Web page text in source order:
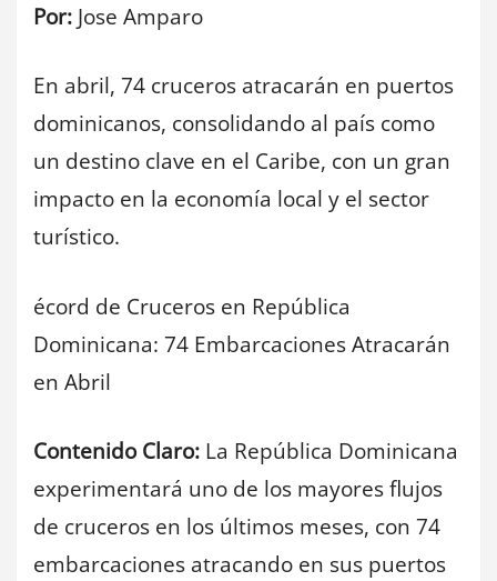
Por: Jose Amparo
En abril, 74 cruceros atracarán en puertos
dominicanos, consolidando al país como
un destino clave en el Caribe, con un gran
impacto en la economía local y el sector
turístico.
écord de Cruceros en República
Dominicana: 74 Embarcaciones Atracarán
en Abril
Contenido Claro: La República Dominicana
experimentará uno de los mayores flujos
de cruceros en los últimos meses, con 74
embarcaciones atracando en sus puertos